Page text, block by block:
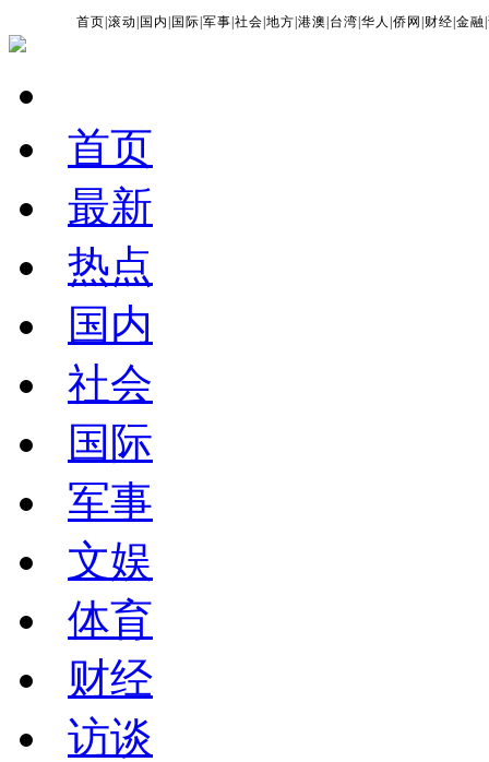
首页 |滚动 国内 国际 |军事 |社会 |地方 |港澳 台湾 |华人 |侨网 财经 |金融 |
首页
最新
热点
国内
社会
国际
军事
文娱
体育
财经
访谈